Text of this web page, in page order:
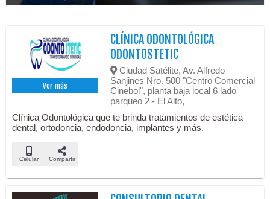
Ver más
CLÍNICA ODONTOLÓGICA
ODONTOSTETIC
Ciudad Satélite, Av. Alfredo
Sanjines Nro. 500 "Centro Comercial
Cinebol", planta baja local 6 lado
parqueo 2 - El Alto,
Clínica Odontológica que te brinda tratamientos de estética
dental, ortodoncia, endodoncia, implantes y más.
Celular Compartir